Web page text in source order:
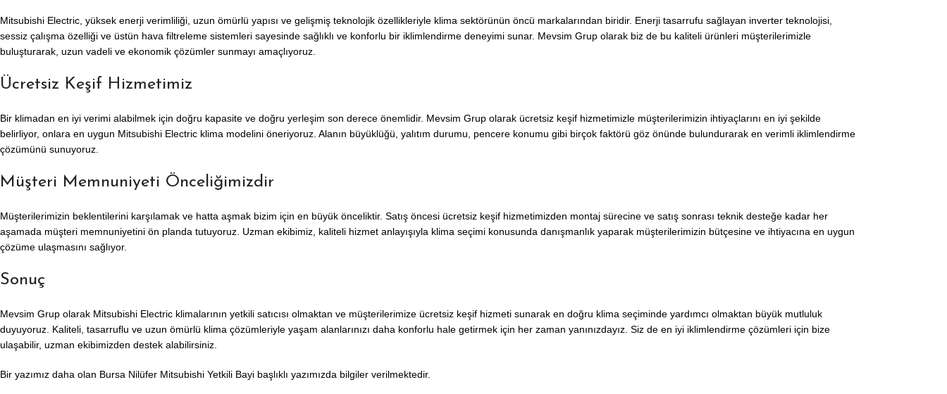
Mitsubishi Electric, yüksek enerji verimliliği, uzun ömürlü yapısı ve gelişmiş teknolojik özellikleriyle klima sektörünün öncü markalarından biridir. Enerji tasarrufu sağlayan inverter teknolojisi,
sessiz çalışma özelliği ve üstün hava filtreleme sistemleri sayesinde sağlıklı ve konforlu bir iklimlendirme deneyimi sunar. Mevsim Grup olarak biz de bu kaliteli ürünleri müşterilerimizle
buluşturarak, uzun vadeli ve ekonomik çözümler sunmayı amaçlıyoruz.
Ücretsiz Keşif Hizmetimiz
Bir klimadan en iyi verimi alabilmek için doğru kapasite ve doğru yerleşim son derece önemlidir. Mevsim Grup olarak ücretsiz keşif hizmetimizle müşterilerimizin ihtiyaçlarını en iyi şekilde
belirliyor, onlara en uygun Mitsubishi Electric klima modelini öneriyoruz. Alanın büyüklüğü, yalıtım durumu, pencere konumu gibi birçok faktörü göz önünde bulundurarak en verimli iklimlendirme
çözümünü sunuyoruz.
Müşteri Memnuniyeti Önceliğimizdir
Müşterilerimizin beklentilerini karşılamak ve hatta aşmak bizim için en büyük önceliktir. Satış öncesi ücretsiz keşif hizmetimizden montaj sürecine ve satış sonrası teknik desteğe kadar her
aşamada müşteri memnuniyetini ön planda tutuyoruz. Uzman ekibimiz, kaliteli hizmet anlayışıyla klima seçimi konusunda danışmanlık yaparak müşterilerimizin bütçesine ve ihtiyacına en uygun
çözüme ulaşmasını sağlıyor.
Sonuç
Mevsim Grup olarak Mitsubishi Electric klimalarının yetkili satıcısı olmaktan ve müşterilerimize ücretsiz keşif hizmeti sunarak en doğru klima seçiminde yardımcı olmaktan büyük mutluluk
duyuyoruz. Kaliteli, tasarruflu ve uzun ömürlü klima çözümleriyle yaşam alanlarınızı daha konforlu hale getirmek için her zaman yanınızdayız. Siz de en iyi iklimlendirme çözümleri için bize
ulaşabilir, uzman ekibimizden destek alabilirsiniz.
Bir yazımız daha olan Bursa Nilüfer Mitsubishi Yetkili Bayi başlıklı yazımızda bilgiler verilmektedir.